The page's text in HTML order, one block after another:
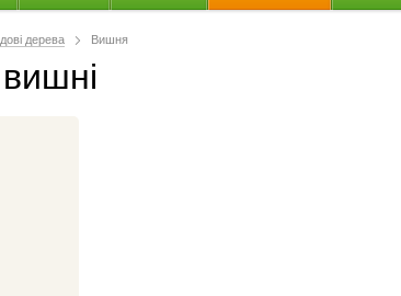
дерева Вишня